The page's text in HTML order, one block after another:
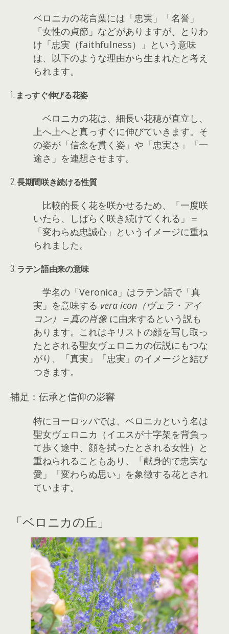
ベロニカの花言葉には「忠実」「名誉」
「女性の貞節」などがありますが、とりわ
け「忠実（faithfulness）」という意味
は、以下のような理由から生まれたと考え
られます。
1. まっすぐ伸びる花姿
ベロニカの花は、細長い花穂が直立し、
上へ上へと真っすぐに伸びていきます。そ
の姿が「信念を貫く姿」や「忠実さ」「一
途さ」を連想させます。
2.長期間咲き続ける性質
比較的長く花を咲かせるため、「一度咲
いたら、しばらく咲き続けてくれる」＝
「変わらぬ忠誠心」というイメージに重ね
られました。
3.ラテン語由来の意味
学名の「Veronica」はラテン語で「真
実」を意味する vera icon（ヴェラ・アイ
コン）＝真の肖像 に由来するという説も
あります。これはキリストの顔を写し取っ
たとされる聖女ヴェロニカの伝説にもつな
がり、「真実」「忠実」のイメージと結び
つきます。
補足：伝承と信仰の影響
特にヨーロッパでは、ベロニカという名は
聖女ヴェロニカ（イエスが十字架を背負っ
て歩く途中、顔を拭ったとされる女性）と
重ねられることもあり、「献身的で忠実な
愛」「変わらぬ思い」を象徴する花とされ
ています。
「ベロニカの丘」